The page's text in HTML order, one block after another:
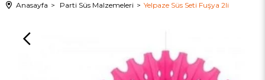
Anasayfa Parti Süs Malzemeleri Yelpaze Süs Seti Fuşya 2li